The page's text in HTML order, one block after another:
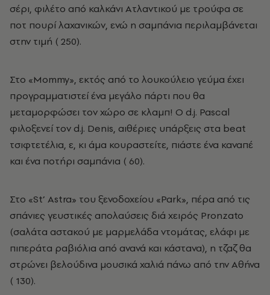
σέρι, φιλέτο από καλκάνι Aτλαντικού με τρούφα σε
ποτ πουρί λαχανικών, ενώ η σαμπάνια περιλαμβάνεται
στην τιμή (­ 250).
Στο «Mommy», εκτός από το λουκούλειο γεύμα έχει
προγραμματιστεί ένα μεγάλο πάρτι που θα
μεταμορφώσει τον χώρο σε κλαμπ! O d.j. Pascal
φιλοξενεί τον d.j. Denis, αιθέριες υπάρξεις στα beat
τσιφτετέλια, ε, κι άμα κουραστείτε, πιάστε ένα καναπέ
και ένα ποτήρι σαμπάνια (­ 60).
Στο «St’ Astra» του ξενοδοχείου «Park», πέρα από τις
σπάνιες γευστικές απολαύσεις διά χειρός Pronzato
(σαλάτα αστακού με μαρμελάδα ντομάτας, ελάφι με
πιπεράτα ραβιόλια από ανανά και κάστανα), η τζαζ θα
στρώνει βελούδινα μουσικά χαλιά πάνω από την Aθήνα
(­ 130).